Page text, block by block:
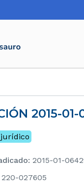
2015-
: 2015-01-
220-027605